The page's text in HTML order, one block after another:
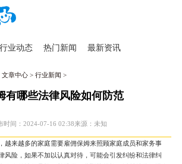
行业动态 热门新闻 最新资讯
文章中心> 行业新闻 >
有哪些法律风险如何防范
时间：2024-07-16 02:38来源：未知
越来越多的家庭需要雇佣保姆来照顾家庭成员和家务事
风险，如果不加以认真对待，可能会引发纠纷和法律纠